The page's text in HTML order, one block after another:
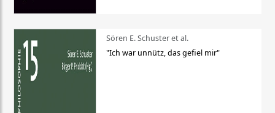
Sören E. Schuster et al.
"Ich war unnütz, das gefiel mir"